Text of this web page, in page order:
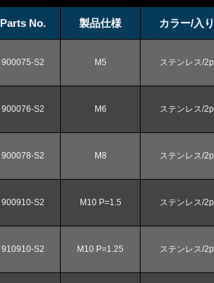
Parts No. 製品仕様 カラー/入
900075-S2 M5 ステンレス/
900076-S2 M6 ステンレス/
900078-S2 M8 ステンレス/
900910-S2 M10 P=1.5 ステンレス/
910910-S2 M10 P=1.25 ステンレス/